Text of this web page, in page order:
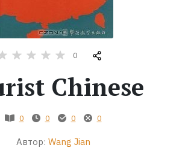
0
Chinese
0 0 0 0
Автор: Wang Jian